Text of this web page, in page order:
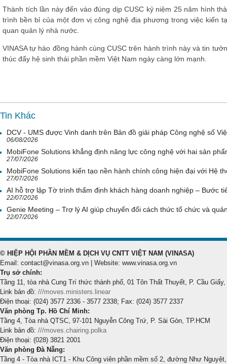
Thành tích lần này đến vào đúng dịp CUSC kỷ niệm 25 năm hình
trình bền bỉ của một đơn vị công nghệ địa phương trong việc kiến
quan quản lý nhà nước.
VINASA tự hào đồng hành cùng CUSC trên hành trình này và tin
thúc đẩy hệ sinh thái phần mềm Việt Nam ngày càng lớn mạnh.
Tin Khác
DCV - UMS được Vinh danh trên Bản đồ giải pháp Công nghệ số
06/08/2026
MobiFone Solutions khẳng định năng lực công nghệ với hai sản
27/07/2026
MobiFone Solutions kiến tạo nền hành chính công hiện đại với Hệ
27/07/2026
AI hỗ trợ lập Tờ trình thẩm định khách hàng doanh nghiệp – Bước
22/07/2026
Genie Meeting – Trợ lý AI giúp chuyển đổi cách thức tổ chức và
22/07/2026
© HIỆP HỘI PHẦN MỀM & DỊCH VỤ CNTT VIỆT NAM (VINASA)
Email: contact@vinasa.org.vn | Website: www.vinasa.org.vn
Trụ sở chính:
Tầng 11, tòa nhà Cung Trí thức thành phố, 01 Tôn Thất Thuyết, P. Cầu Giấy,
Link bản đồ: ///moves.ministers.linear
Điện thoại: (024) 3577 2336 - 3577 2338; Fax: (024) 3577 2337
Văn phòng Tp. Hồ Chí Minh:
Tầng 4, Tòa nhà QTSC, 97-101 Nguyễn Công Trứ, P. Sài Gòn, TP.HCM
Link bản đồ: ///moves.chairing.polka
Điện thoại: (028) 3821 2001
Văn phòng Đà Nẵng:
Tầng 4 - Tòa nhà ICT1 - Khu Công viên phần mềm số 2, đường Như